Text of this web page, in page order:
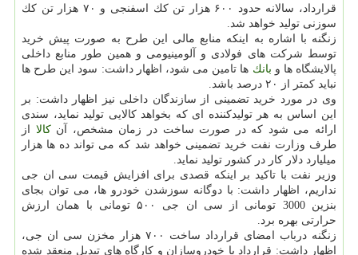
قرارداد، سالانه حدود ۶۰۰ هزار تن كك اسفنجی و ۷۰ هزار تن كك
سوزنی تولید خواهد شد.
زنگنه با اشاره به اینكه منابع مالی این طرح به صورت پیش خرید
توسط شركت های فولادی و آلومینیومی و همین طور منابع داخلی
پالایشگاه ها و بانك ها تامین می شود، اظهار داشت: سود این طرح ها
نباید كمتر از ۲۰ درصد باشد.
وی در مورد خرید تضمینی از سازندگان داخلی نیز اظهار داشت: بر
این اساس به هر تولیدكننده ای كه بخواهد كالایی تولید نماید، سندی
ارائه می شود كه در صورت ساخت در زمان مشخص، آنكالا از
طرف وزارت نفت خرید تضمینی خواهد شد كه می تواند ده ها هزار
میلیارد دلار كار در كشور تولید نماید.
وزیر نفت با تاكید بر اینكه قصدی برای افزایش قیمت سی ان جی
نداریم، اظهار داشت: با دوگانه سوزشدن خودرو ها، می توان بجای
بنزین 3000 تومانی از سی ان جی ۵۰۰ تومانی با همان ارزش
حرارتی بهره برد.
زنگنه درباب امضای قرارداد ساخت ۷۰۰ هزار مخزن سی ان جی،
اظهار داشت: قرارداد با خودروسازان و كارگاه های تبدیل منعقد شده